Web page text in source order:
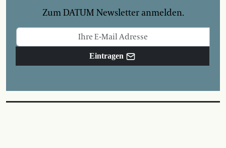
Zum DATUM Newsletter anmelden.
Eintragen